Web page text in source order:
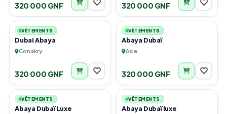
320 000 GNF 320 000 GNF
2
VÊTEMENTS
Dubai Abaya
Conakry
320 000 GNF
3
VÊTEMENTS
Abaya Dubaï
Asie
320 000 GNF
2
VÊTEMENTS
Abaya Dubaï Luxe
1
VÊTEMENTS
Abaya Dubaï luxe